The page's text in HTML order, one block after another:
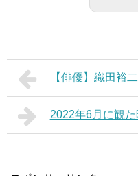
【俳優】織田裕二
2022年6月に観た